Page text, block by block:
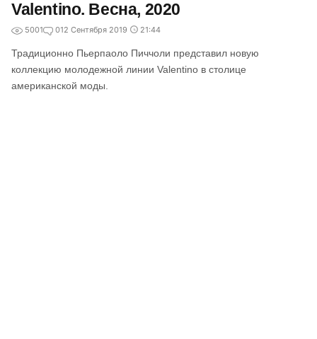
Valentino. Весна, 2020
5001 012 Сентября 2019 21:44
Традиционно Пьерпаоло Пиччоли представил новую
коллекцию молодежной линии Valentino в столице
американской моды.